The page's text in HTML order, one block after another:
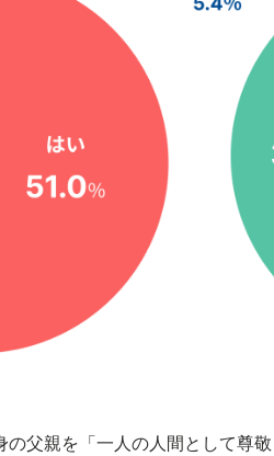
父親を「一人の人間として尊